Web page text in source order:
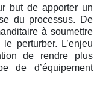
but de apporter un
du processus. De
à soumettre
perturber. L’enjeu
de rendre plus
de d’équipement